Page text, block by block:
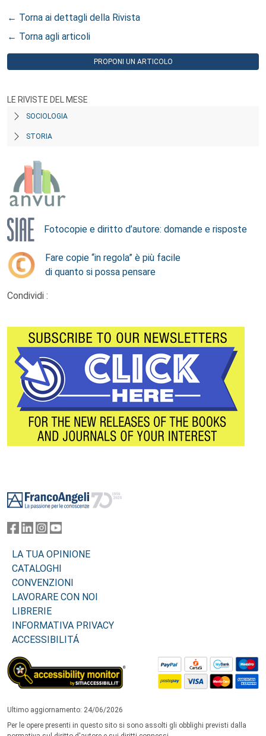
← Torna ai dettagli della Rivista
← Torna agli articoli
PROPONI UN ARTICOLO
LE RIVISTE DEL MESE
SOCIOLOGIA
STORIA
Fotocopie e diritto d’autore: domande e risposte
Fare copie “in regola” è più facile
di quanto si possa pensare
Condividi :
LA TUA OPINIONE
CATALOGHI
CONVENZIONI
LAVORARE CON NOI
LIBRERIE
INFORMATIVA PRIVACY
ACCESSIBILITÁ
Ultimo aggiornamento: 24/06/2026
Per le opere presenti in questo sito si sono assolti gli obblighi previsti dalla